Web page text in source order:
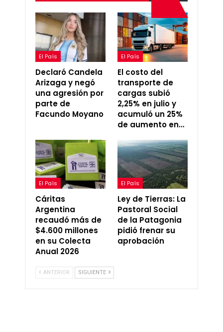
El País
Declaró Candela
Arizaga y negó
una agresión por
parte de
Facundo Moyano
El País
El costo del
transporte de
cargas subió
2,25% en julio y
acumuló un 25%
de aumento en…
El País
Cáritas
Argentina
recaudó más de
$4.600 millones
en su Colecta
Anual 2026
El País
Ley de Tierras: La
Pastoral Social
de la Patagonia
pidió frenar su
aprobación
ANTERIOR SIGUIENTE